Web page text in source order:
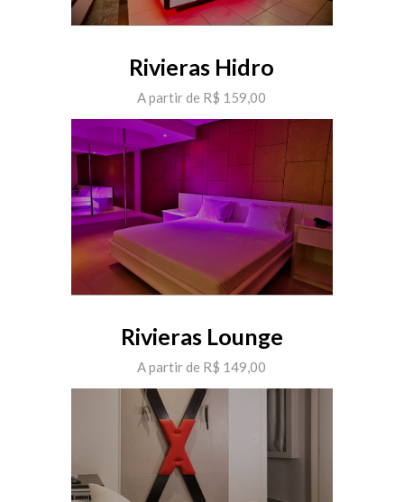
Rivieras Hidro
A partir de R$ 159,00
Rivieras Lounge
A partir de R$ 149,00